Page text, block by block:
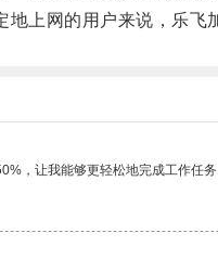
上网的用户来说，乐飞
，让我能够更轻松地完成工作任